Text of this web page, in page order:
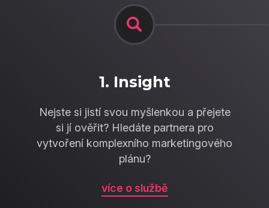
1. Insight
Nejste si jistí svou myšlenkou a přejete
si jí ověřit? Hledáte partnera pro
vytvoření komplexního marketingového
plánu?
více o službě